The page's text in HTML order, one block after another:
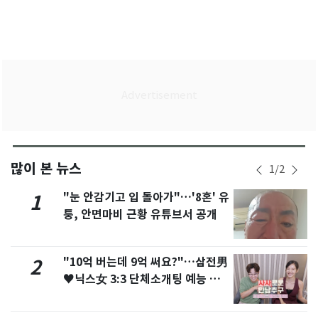
많이 본 뉴스 1/2
1
"눈 안감기고 입 돌아가"…'8혼' 유
퉁, 안면마비 근황 유튜브서 공개
2
"10억 버는데 9억 써요?"…삼전男
♥닉스女 3:3 단체소개팅 예능 화